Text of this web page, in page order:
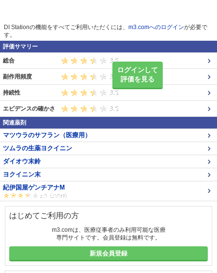
DI Stationの機能をすべてご利用いただくには、 m3.comへのログインが必要で
す。
評価サマリー
ログインして
評価を見る
総合
副作用頻度
持続性
エビデンスの確かさ
関連薬剤
マツウラのサフラン（医療用）
ツムラの生薬ヨクイニン
ダイオウ末鈴
ヨクイニン末
紀伊国屋ゲンチアナM
はじめてご利用の方
m3.comは、医療従事者のみ利用可能な医療
専門サイトです。会員登録は無料です。
新規会員登録